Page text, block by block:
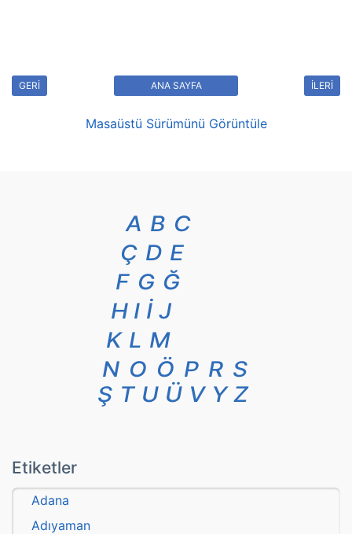
GERİ İLERİ
ANA SAYFA
Masaüstü Sürümünü Görüntüle
A B C
Ç D E
F G Ğ
H I İ J
K L M
N O Ö P R S
Ş T U Ü V Y Z
Etiketler
Adana
Adıyaman